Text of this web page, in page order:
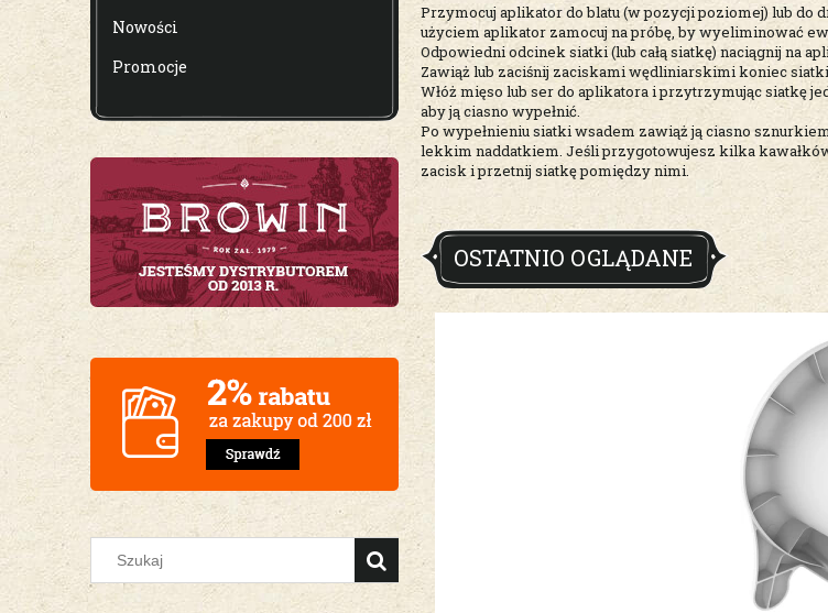
Nowości
Promocje
Przymocuj aplikator do blatu (w pozycji poziomej) lub do
użyciem aplikator zamocuj na próbę, by wyeliminować
Odpowiedni odcinek siatki (lub całą siatkę) naciągnij na
Zawiąż lub zaciśnij zaciskami wędliniarskimi koniec
Włóż mięso lub ser do aplikatora i przytrzymując siatkę
aby ją ciasno wypełnić.
Po wypełnieniu siatki wsadem zawiąż ją ciasno
lekkim naddatkiem. Jeśli przygotowujesz kilka
zacisk i przetnij siatkę pomiędzy nimi.
OSTATNIO OGLĄDANE